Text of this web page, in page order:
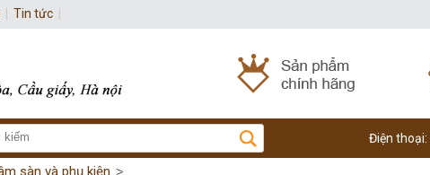
Điện thoại:
sàn và phụ kiện
Tin tức